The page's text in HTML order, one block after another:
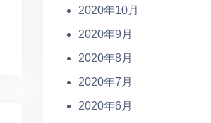
2020年10月
2020年9月
2020年8月
2020年7月
2020年6月